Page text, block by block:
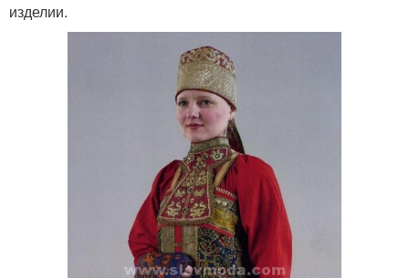
изделии.